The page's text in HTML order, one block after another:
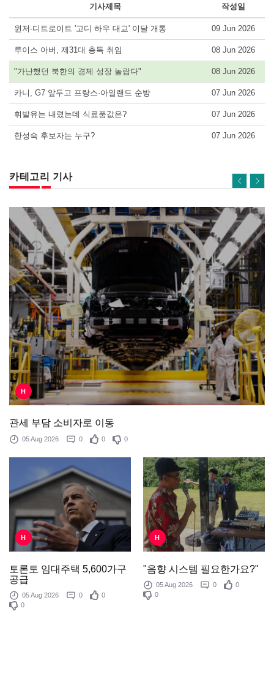
기사제목 작성일
윈저-디트로이트 '고디 하우 대교' 이달 개통 09 Jun 2026
루이스 아버, 제31대 총독 취임 08 Jun 2026
"가난했던 북한의 경제 성장 놀랍다" 08 Jun 2026
카니, G7 앞두고 프랑스·아일랜드 순방 07 Jun 2026
휘발유는 내렸는데 식료품값은? 07 Jun 2026
한성숙 후보자는 누구? 07 Jun 2026
카테고리 기사
H
관세 부담 소비자로 이동
05 Aug 2026 0 0 0
H
토론토 임대주택 5,600가구
공급
05 Aug 2026 0
0
0
H
"음향 시스템 필요한가요?"
05 Aug 2026 0
0
0